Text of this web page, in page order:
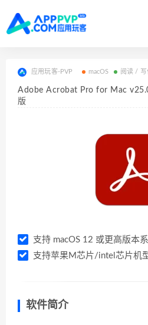
应用玩客-PVP macOS 阅读 / 写
Adob​​e Acrobat Pro for Mac
版
支持 macOS 12 或更高版本
支持苹果M芯片/intel芯片机
软件简介